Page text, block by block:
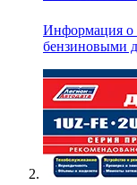
Информация о
бензиновыми